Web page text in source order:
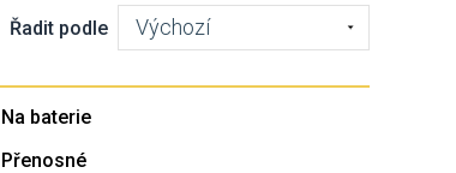
Řadit podle Výchozí
Na baterie
Přenosné